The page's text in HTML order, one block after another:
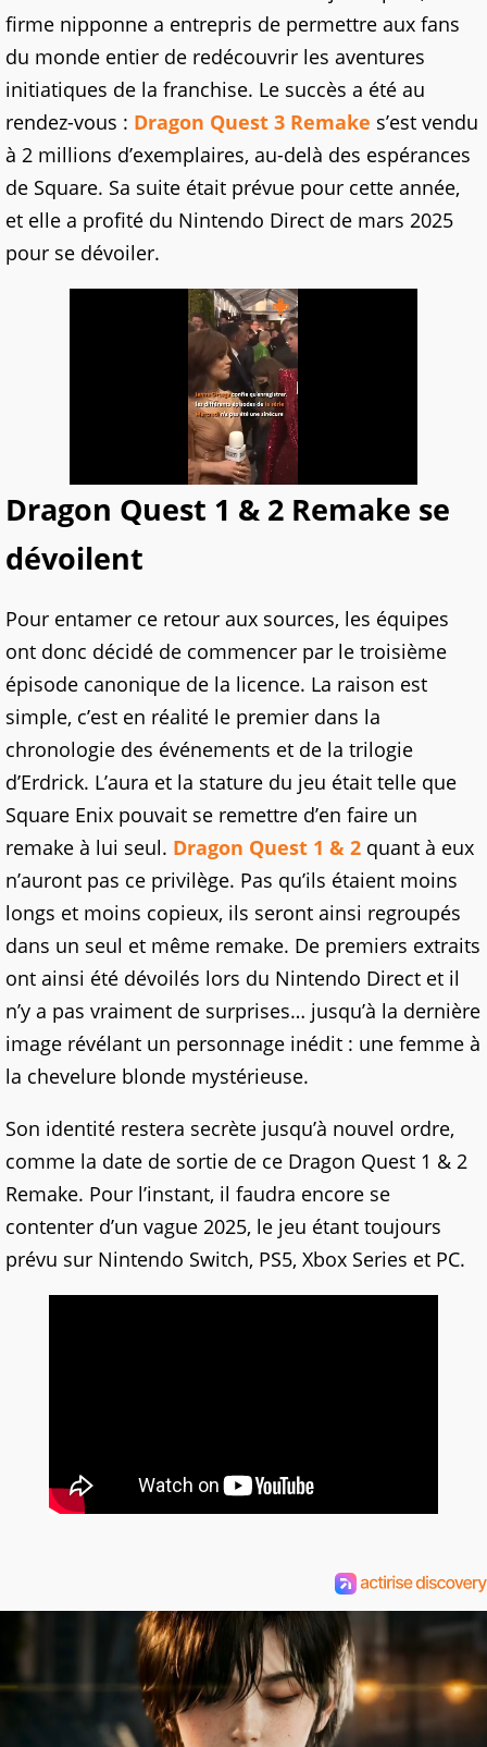
firme nipponne a entrepris de permettre aux fans
du monde entier de redécouvrir les aventures
initiatiques de la franchise. Le succès a été au
rendez-vous : Dragon Quest 3 Remake s’est vendu
à 2 millions d’exemplaires, au-delà des espérances
de Square. Sa suite était prévue pour cette année,
et elle a profité du Nintendo Direct de mars 2025
pour se dévoiler.
Dragon Quest 1 & 2 Remake se
dévoilent
Pour entamer ce retour aux sources, les équipes
ont donc décidé de commencer par le troisième
épisode canonique de la licence. La raison est
simple, c’est en réalité le premier dans la
chronologie des événements et de la trilogie
d’Erdrick. L’aura et la stature du jeu était telle que
Square Enix pouvait se remettre d’en faire un
remake à lui seul. Dragon Quest 1 & 2 quant à eux
n’auront pas ce privilège. Pas qu’ils étaient moins
longs et moins copieux, ils seront ainsi regroupés
dans un seul et même remake. De premiers extraits
ont ainsi été dévoilés lors du Nintendo Direct et il
n’y a pas vraiment de surprises… jusqu’à la dernière
image révélant un personnage inédit : une femme à
la chevelure blonde mystérieuse.
Son identité restera secrète jusqu’à nouvel ordre,
comme la date de sortie de ce Dragon Quest 1 & 2
Remake. Pour l’instant, il faudra encore se
contenter d’un vague 2025, le jeu étant toujours
prévu sur Nintendo Switch, PS5, Xbox Series et PC.